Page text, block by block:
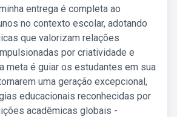
entrega é completa ao
no contexto escolar, adotando
que valorizam relações
por criatividade e
meta é guiar os estudantes em sua
uma geração excepcional,
educacionais reconhecidas por
acadêmicas globais -